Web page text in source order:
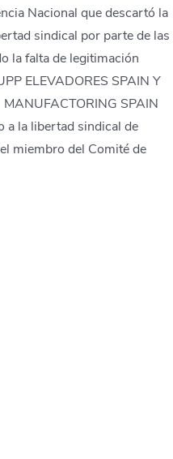
Nacional que descartó la
sindical por parte de las
la falta de legitimación
ELEVADORES SPAIN Y
SPAIN
a la libertad sindical de
miembro del Comité de